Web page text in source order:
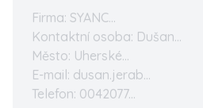
Firma: SYANC...
Kontaktní osoba: Dušan...
Město: Uherské...
E-mail: dusan.jerab...
Telefon: 0042077...